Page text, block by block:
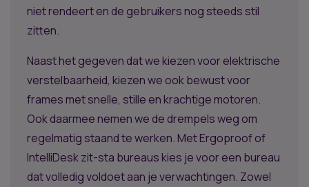
niet rendeert en de gebruikers nog steeds stil
zitten.
Naast het gegeven dat we kiezen voor elektrische
verstelbaarheid, kiezen we ook bewust voor
frames met snelle, stille en krachtige motoren.
Ook daarmee nemen we de drempels weg om
regelmatig staand te werken. Met Ergoproof of
IntelliDesk zit-sta bureaus kies je voor een bureau
dat volledig voldoet aan je verwachtingen. Zowel